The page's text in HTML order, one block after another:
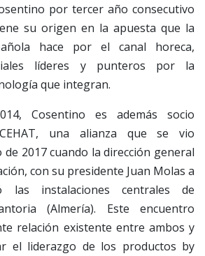
por tercer año consecutivo
su origen en la apuesta que la
hace por el canal horeca,
líderes y punteros por la
que integran.
Cosentino es además socio
una alianza que se vio
2017 cuando la dirección general
con su presidente Juan Molas a
las instalaciones centrales de
(Almería). Este encuentro
relación existente entre ambos y
el liderazgo de los productos by